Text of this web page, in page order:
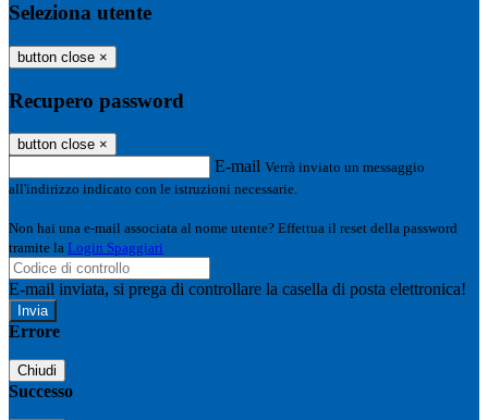
Seleziona utente
button close ×
Recupero password
button close ×
E-mail Verrà inviato un messaggio
all'indirizzo indicato con le istruzioni necessarie.
Non hai una e-mail associata al nome utente? Effettua il reset della password
tramite la Login Spaggiari
E-mail inviata, si prega di controllare la casella di posta elettronica!
Errore
Chiudi
Successo